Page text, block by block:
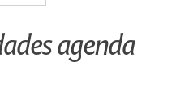
agenda